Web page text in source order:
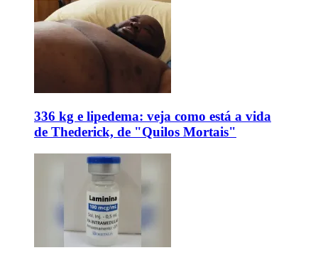
336 kg e lipedema: veja como está a vida
de Thederick, de "Quilos Mortais"